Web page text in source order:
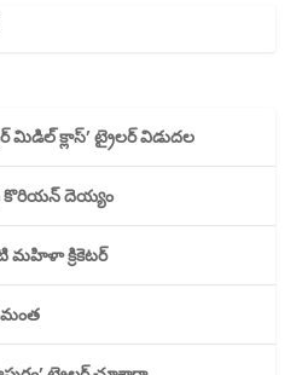
మిడిల్ క్లాస్’ ట్రైలర్ విడుదల
కొరియన్ దెయ్యం
మహిళా క్రికెటర్